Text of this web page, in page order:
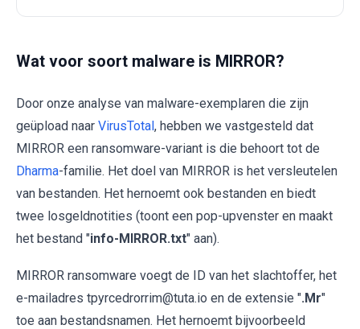
Wat voor soort malware is MIRROR?
Door onze analyse van malware-exemplaren die zijn
geüpload naar VirusTotal, hebben we vastgesteld dat
MIRROR een ransomware-variant is die behoort tot de
Dharma-familie. Het doel van MIRROR is het versleutelen
van bestanden. Het hernoemt ook bestanden en biedt
twee losgeldnotities (toont een pop-upvenster en maakt
het bestand "info-MIRROR.txt" aan).
MIRROR ransomware voegt de ID van het slachtoffer, het
e-mailadres tpyrcedrorrim@tuta.io en de extensie ".Mr"
toe aan bestandsnamen. Het hernoemt bijvoorbeeld